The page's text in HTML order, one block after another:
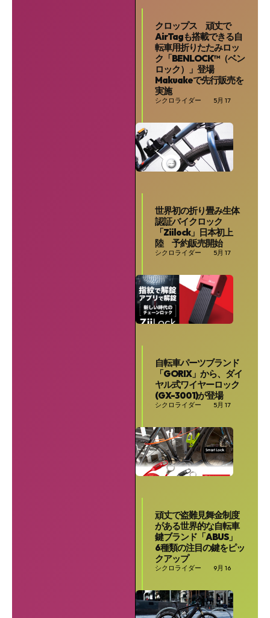
クロップス 頑丈で
AirTagも搭載できる自
転車用折りたたみロッ
ク「BENLOCK™️（ベン
ロック）」登場
Makuakeで先行販売を
実施
シクロライダー 5月 17
世界初の折り畳み生体
認証バイクロック
「Ziilock」日本初上
陸 予約販売開始
シクロライダー 5月 17
自転車パーツブランド
「GORIX」から、ダイ
ヤル式ワイヤーロック
(GX-3001)が登場
シクロライダー 5月 17
頑丈で盗難見舞金制度
がある世界的な自転車
鍵ブランド「ABUS」
6種類の注目の鍵をピッ
クアップ
シクロライダー 9月 16